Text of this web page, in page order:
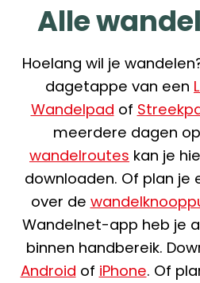
Alle
Hoelang wil je
dagetappe van een
Wandelpad of
meerdere dagen
wandelroutes kan je
downloaden. Of plan je
over de
Wandelnet-app heb je
binnen handbereik.
Android of iPhone. Of